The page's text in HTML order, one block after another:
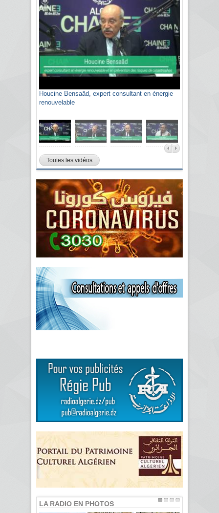
Houcine Bensaâd, expert consultant en énergie
renouvelable
Sami Agli, président de la Confédération
algérienne du patronat citoyen CAPC
Toutes les vidéos
LA RADIO EN PHOTOS